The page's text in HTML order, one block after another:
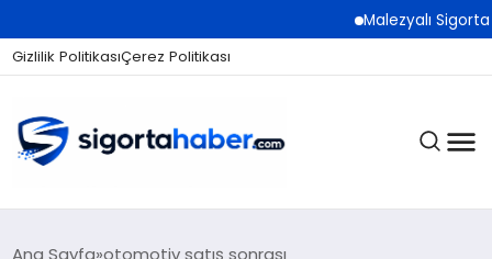
Malezyalı Sigorta
Gizlilik PolitikasıÇerez Politikası
SIGORTA
Ana Sayfa otomotiv satış sonrası